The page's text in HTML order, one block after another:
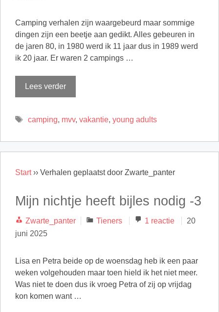
Camping verhalen zijn waargebeurd maar sommige
dingen zijn een beetje aan gedikt. Alles gebeuren in
de jaren 80, in 1980 werd ik 11 jaar dus in 1989 werd
ik 20 jaar. Er waren 2 campings …
Lees verder
Tags
camping, mvv, vakantie, young adults
Start›› Verhalen geplaatst door Zwarte_panter
Mijn nichtje heeft bijles nodig -3
Zwarte_panter Categorieën
Tieners 1 reactie
20
juni 2025
Lisa en Petra beide op de woensdag heb ik een paar
weken volgehouden maar toen hield ik het niet meer.
Was niet te doen dus ik vroeg Petra of zij op vrijdag
kon komen want …